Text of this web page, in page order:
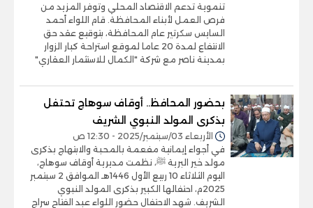
تنموية تدعم الاقتصاد المحلي وتوفر المزيد من
فرص العمل لأبناء المحافظة. قام اللواء أحمد
السايس سكرتير عام المحافظة، بتوقيع عقد حق
الانتفاع لمدة 20 عاما لموقع استراحة كبار الزوار
بمدينة ناصر مع شركة "الكمال للاستثمار العقاري"
بحضور المحافظ.. أوقاف سوهاج تحتفل
بذكرى المولد النبوي الشريف
الأربعاء 03/سبتمبر/2025 - 12:30 ص
في أجواء إيمانية مفعمة بالمحبة والابتهاج بذكرى
مولد خير البرية ﷺ، نظمت مديرية أوقاف سوهاج،
اليوم الثلاثاء 10 ربيع الأول 1446هـ الموافق 2 سبتمبر
2025م، احتفالها الكبير بذكرى المولد النبوي
الشريف. شهد الاحتفال حضور اللواء عبد الفتاح سراج